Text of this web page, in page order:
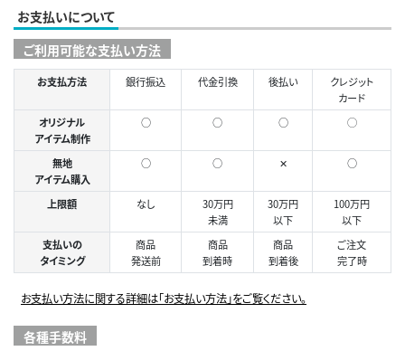
お支払いについて
ご利用可能な支払い方法
お支払方法 銀行振込 代金引換 後払い
クレジット
カード
オリジナル
アイテム制作
○ ○ ○ ◯
無地
アイテム購入
○ ○ ✕ ○
上限額 なし
30万円
未満
30万円
以下
100万円
以下
支払いの
タイミング
商品
発送前
商品
到着時
商品
到着後
ご注文
完了時
お支払い方法に関する詳細は「お支払い方法」をご覧ください。
各種手数料